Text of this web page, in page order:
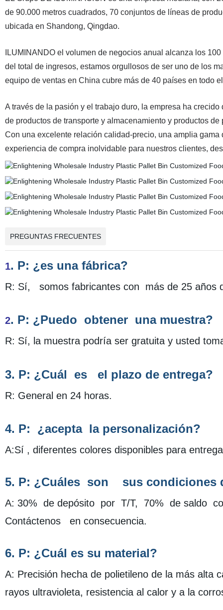
de 90.000 metros cuadrados, 70 conjuntos de líneas de
ubicada en Shandong, Qingdao.
ILUMINANDO el volumen de negocios anual alcanza los
del total de ingresos, estamos orgullosos de ser uno de los
equipo de ventas en China cubre más de 40 países en todo
A través de la pasión y el trabajo duro, la empresa ha
de productos de transporte y almacenamiento y productos
Con una excelente relación calidad-precio, una amplia
experiencia de compra inolvidable para nuestros clientes,
PREGUNTAS FRECUENTES
1. P: ¿es una fábrica?
R: Sí, somos fabricantes con más de 25 años
2. P: ¿Puedo obtener una muestra?
R: Sí, la muestra podría ser gratuita y usted
3. P: ¿Cuál es el plazo de entrega?
R: General en 24 horas.
4. P: ¿acepta la personalización?
A:Sí , diferentes colores disponibles para
5. P: ¿Cuáles son sus condiciones
A: 30% de depósito por T/T, 70% de saldo
Contáctenos
en consecuencia.
6. P: ¿Cuál es su material?
A: Precisión hecha de polietileno de la más alta
rayos ultravioleta, resistencia al calor y a la